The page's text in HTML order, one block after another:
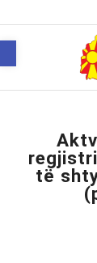
të
Open toolbar